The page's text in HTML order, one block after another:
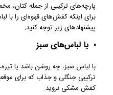
پارچه‌های ترکیبی از جمله کتان،
برای اینکه کفش‌های قهوه‌ای را با
پیشنهادهای زیر توجه کنید:
با لباس‌های سبز
با لباس سبز، چه روشن باشد یا
ترکیبی جنگلی و جذاب که برای
کفش مشکی نروید.